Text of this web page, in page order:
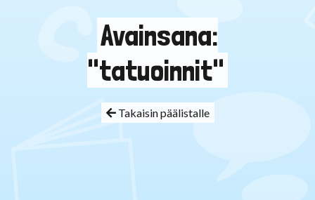
Avainsana:
"tatuoinnit"
Takaisin päälistalle